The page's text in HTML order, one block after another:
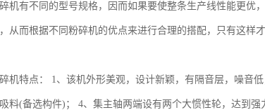
机有不同的型号规格，因而如果要使整条生产线性能更优
从而根据不同粉碎机的优点来进行合理的搭配，只有这样
机特点： 1、该机外形美观，设计新颖，有隔音层，噪音
料(备选构件)； 4、集主轴两端设有两个大惯性轮，达到